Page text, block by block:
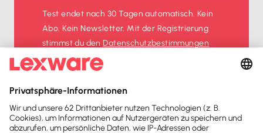
Test endet nach 30 Tagen automatisch. Kein
Abo. Kein Newsletter. Mit der Registrierung
stimmst du denDatenschutz­bestimmungen
und denAGBzu.
Sofort50%